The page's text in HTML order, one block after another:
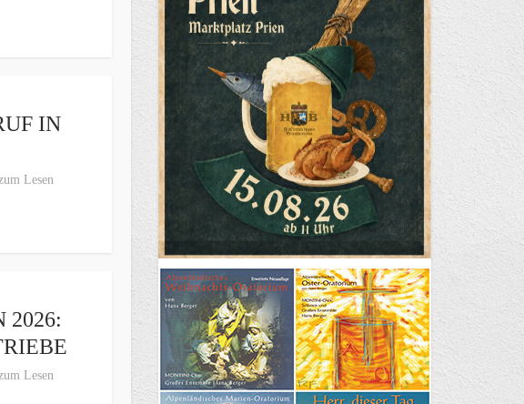
IN
Lesen
2026:
Lesen